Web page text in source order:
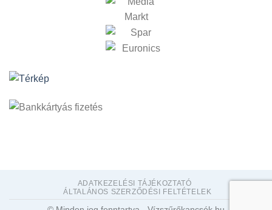
ADATKEZELÉSI TÁJÉKOZTATÓ
ÁLTALÁNOS SZERZŐDÉSI FELTÉTELEK